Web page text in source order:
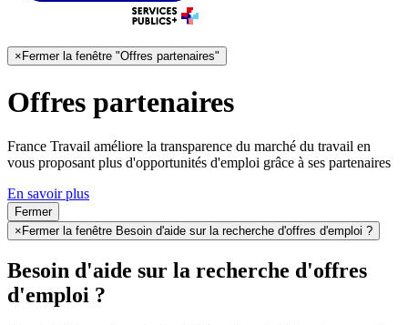
× Fermer la fenêtre "Offres partenaires"
Offres partenaires
France Travail améliore la transparence du marché du travail en
vous proposant plus d'opportunités d'emploi grâce à ses partenaires
En savoir plus
Fermer
× Fermer la fenêtre Besoin d'aide sur la recherche d'offres d'emploi ?
Besoin d'aide sur la recherche d'offres
d'emploi ?